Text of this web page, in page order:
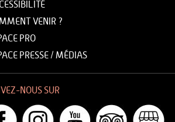
VENIR ?
PRO
PRESSE / MÉDIAS
NOUS SUR